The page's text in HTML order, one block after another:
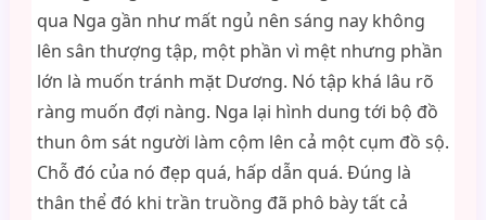
qua Nga gần như mất ngủ nên sáng nay không
lên sân thượng tập, một phần vì mệt nhưng phần
lớn là muốn tránh mặt Dương. Nó tập khá lâu rõ
ràng muốn đợi nàng. Nga lại hình dung tới bộ đồ
thun ôm sát người làm cộm lên cả một cụm đồ sộ.
Chỗ đó của nó đẹp quá, hấp dẫn quá. Đúng là
thân thể đó khi trần truồng đã phô bày tất cả